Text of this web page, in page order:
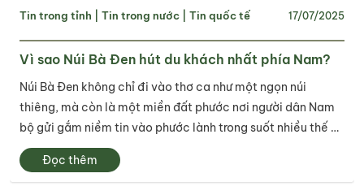
Tin trong tỉnh Tin trong nước Tin quốc tế 17/07/2025
Vì sao Núi Bà Đen hút du khách nhất phía Nam?
Núi Bà Đen không chỉ đi vào thơ ca như một ngọn núi
thiêng, mà còn là một miền đất phước nơi người dân Nam
bộ gửi gắm niềm tin vào phước lành trong suốt nhiều thế kỷ
qua.
Đọc thêm